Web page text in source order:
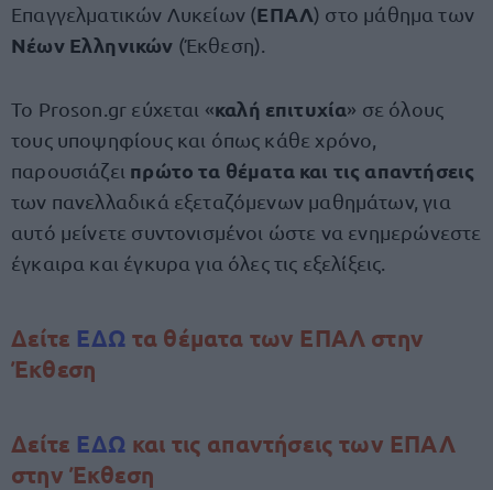
Επαγγελματικών Λυκείων (ΕΠΑΛ) στο μάθημα των
Νέων Ελληνικών (Έκθεση).
Το Proson.gr εύχεται «καλή επιτυχία» σε όλους
τους υποψηφίους και όπως κάθε χρόνο,
παρουσιάζει πρώτο τα θέματα και τις απαντήσεις
των πανελλαδικά εξεταζόμενων μαθημάτων, για
αυτό μείνετε συντονισμένοι ώστε να ενημερώνεστε
έγκαιρα και έγκυρα για όλες τις εξελίξεις.
Δείτε ΕΔΩ τα θέματα των ΕΠΑΛ στην
Έκθεση
Δείτε ΕΔΩ και τις απαντήσεις των ΕΠΑΛ
στην Έκθεση